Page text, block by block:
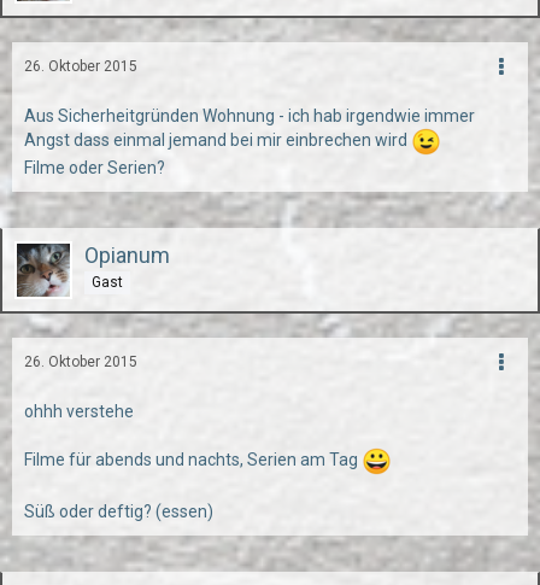
26. Oktober 2015
Aus Sicherheitgründen Wohnung - ich hab irgendwie immer
Angst dass einmal jemand bei mir einbrechen wird
Filme oder Serien?
Opianum
Gast
26. Oktober 2015
ohhh verstehe
Filme für abends und nachts, Serien am Tag
Süß oder deftig? (essen)